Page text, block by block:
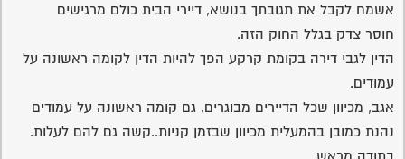
אשמח לקבל את תגובתך בנושא, דיירי הבית כולם מרגישים
חוסר צדק בגלל החוק הזה.
הדין לגבי דירה בקומת קרקע הפך להיות הדין לקומה ראשונה על
עמודים.
אגב, מכיוון שכל הדיירים מבוגרים, גם קומה ראשונה על עמודים
נהנת כמובן בהמעלית מכיוון שבזמן קניות..קשה גם להם לעלות.